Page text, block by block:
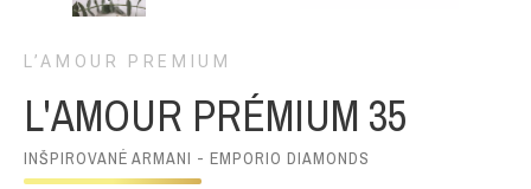
L’AMOUR PREMIUM
L'AMOUR PRÉMIUM 35
INŠPIROVANÉ ARMANI - EMPORIO DIAMONDS